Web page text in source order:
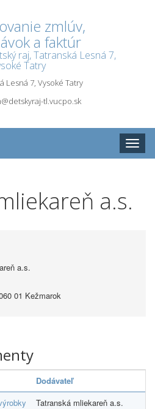
zmlúv,
a faktúr
raj, Tatranská Lesná 7,
Tatry
Lesná 7, Vysoké Tatry
tl.vucpo.sk
Toggle
a.s.
a.s.
01 Kežmarok
Dodávateľ
Tatranská mliekareň a.s.